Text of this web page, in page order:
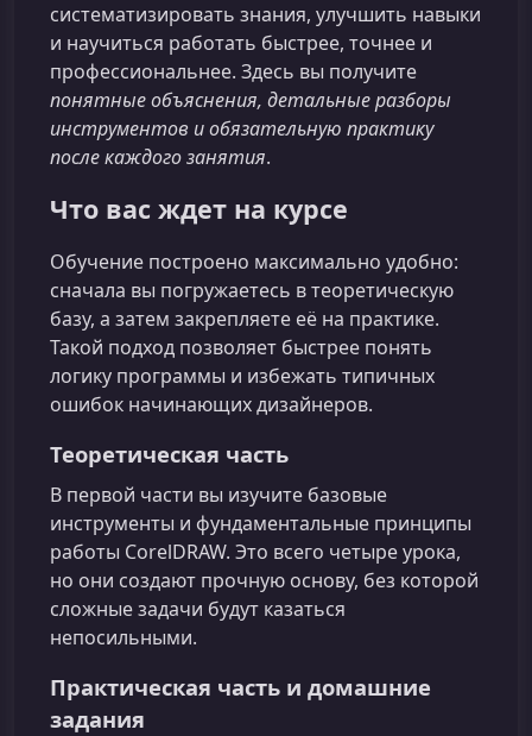
систематизировать знания, улучшить навыки
и научиться работать быстрее, точнее и
профессиональнее. Здесь вы получите
понятные объяснения, детальные разборы
инструментов и обязательную практику
после каждого занятия.
Что вас ждет на курсе
Обучение построено максимально удобно:
сначала вы погружаетесь в теоретическую
базу, а затем закрепляете её на практике.
Такой подход позволяет быстрее понять
логику программы и избежать типичных
ошибок начинающих дизайнеров.
Теоретическая часть
В первой части вы изучите базовые
инструменты и фундаментальные принципы
работы CorelDRAW. Это всего четыре урока,
но они создают прочную основу, без которой
сложные задачи будут казаться
непосильными.
Практическая часть и домашние
задания